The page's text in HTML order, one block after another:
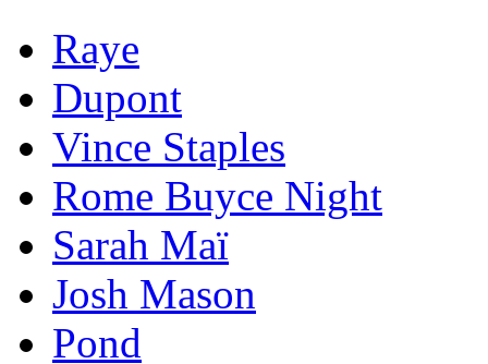
Raye
Dupont
Vince Staples
Rome Buyce Night
Sarah Maï
Josh Mason
Pond